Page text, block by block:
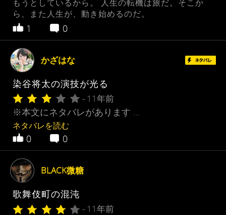
もうとしているから。 人生の転機は旅だ。そこか
ら、また人生が、動き始めるのだ。
1 0
かざはな
染谷将太の演技が光る
- 11年前
※本文にネタバレがあります …
ネタバレを読む
0 0
BLACK微糖
歌舞伎町の混沌
- 11年前